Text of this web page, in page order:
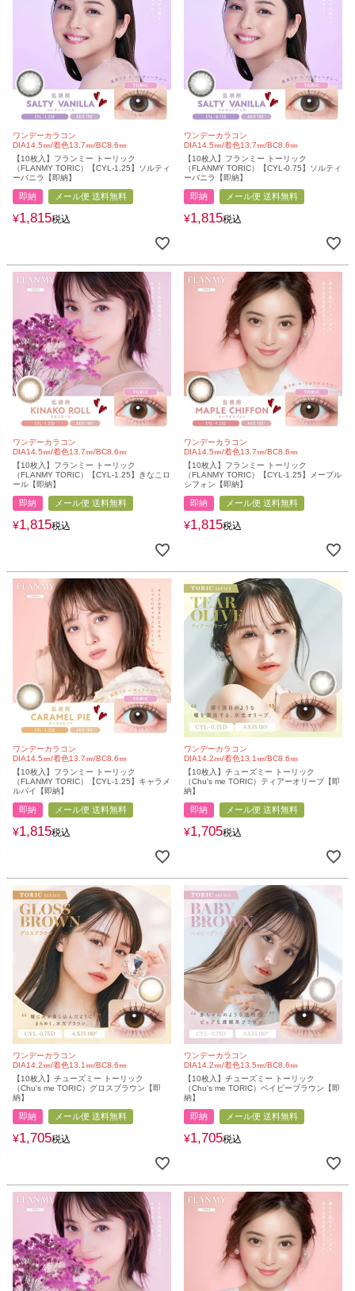
ワンデーカラコン
DIA14.5㎜/着色13.7㎜/BC8.6㎜
【10枚入】フランミー トーリック
（FLANMY TORIC）【CYL-1.25】ソルティ
ーバニラ【即納】
即納 メール便 送料無料
¥1,815税込
ワンデーカラコン
DIA14.5㎜/着色13.7㎜/BC8.6㎜
【10枚入】フランミー トーリック
（FLANMY TORIC）【CYL-0.75】ソルティ
ーバニラ【即納】
即納 メール便 送料無料
¥1,815税込
ワンデーカラコン
DIA14.5㎜/着色13.7㎜/BC8.6㎜
【10枚入】フランミー トーリック
（FLANMY TORIC）【CYL-1.25】きなこロ
ール【即納】
即納 メール便 送料無料
¥1,815税込
ワンデーカラコン
DIA14.5㎜/着色13.7㎜/BC8.6㎜
【10枚入】フランミー トーリック
（FLANMY TORIC）【CYL-1.25】メープル
シフォン【即納】
即納 メール便 送料無料
¥1,815税込
ワンデーカラコン
DIA14.5㎜/着色13.7㎜/BC8.6㎜
【10枚入】フランミー トーリック
（FLANMY TORIC）【CYL-1.25】キャラメ
ルパイ【即納】
即納 メール便 送料無料
¥1,815税込
ワンデーカラコン
DIA14.2㎜/着色13.1㎜/BC8.6㎜
【10枚入】チューズミー トーリック
（Chu's me TORIC）ティアーオリーブ【即
納】
即納 メール便 送料無料
¥1,705税込
ワンデーカラコン
DIA14.2㎜/着色13.1㎜/BC8.6㎜
【10枚入】チューズミー トーリック
（Chu's me TORIC）グロスブラウン【即
納】
即納 メール便 送料無料
¥1,705税込
ワンデーカラコン
DIA14.2㎜/着色13.5㎜/BC8.6㎜
【10枚入】チューズミー トーリック
（Chu's me TORIC）ベイビーブラウン【即
納】
即納 メール便 送料無料
¥1,705税込